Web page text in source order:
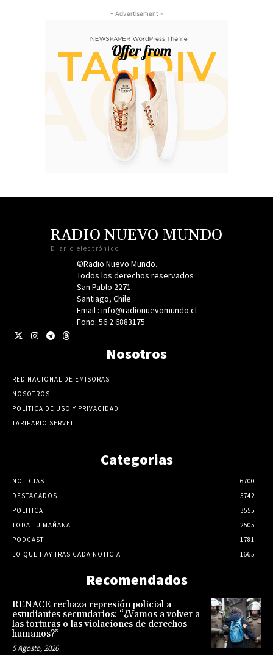
- Advertisement -
RADIO NUEVO MUNDO
Diario electrónico
©Radio Nuevo Mundo.
Todos los derechos reservados
San Pablo 2271.
Santiago, Chile
Email : info@radionuevomundo.cl
Fono: 56 2 6883175
Nosotros
RED NACIONAL DE EMISORAS
NOSOTROS
POLÍTICA DE USO Y PRIVACIDAD
TARIFARIO SERVEL
Categorias
NOTICIAS
6700
DESTACADOS
5742
POLITICA
3555
TODA TU MAÑANA
2505
PODCAST
1781
LO QUE HAY TRAS CADA NOTICIA
1665
Recomendados
RENACE rechaza represión policial a
estudiantes secundarios: “¿Vamos a volver a
las torturas o las violaciones de derechos
humanos?”
5 Agosto, 2026